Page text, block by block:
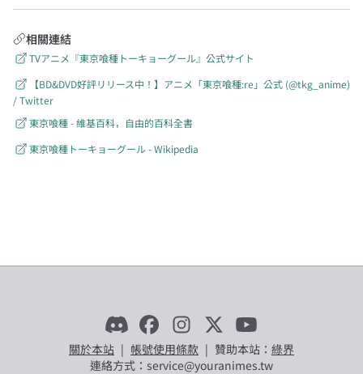
相關連結
TVアニメ『東京喰種トーキョーグール』公式サイト
【BD&DVD好評リリース中！】アニメ「東京喰種:re」公式 (@tkg_anime)
/ Twitter
東京喰種 - 維基百科，自由的百科全書
東京喰種トーキョーグール - Wikipedia
關於本站 | 帳號使用條款 | 贊助本站： 綠界
連絡方式：service@youranimes.tw